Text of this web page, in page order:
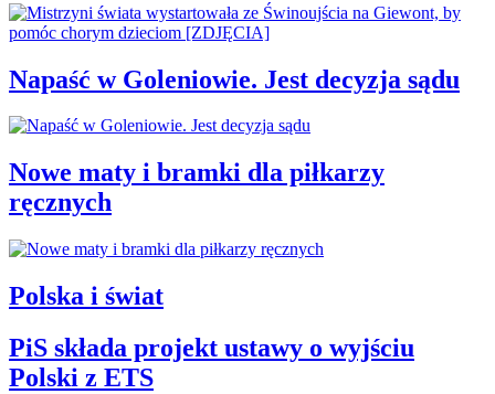
Napaść w Goleniowie. Jest decyzja sądu
Nowe maty i bramki dla piłkarzy
ręcznych
Polska i świat
PiS składa projekt ustawy o wyjściu
Polski z ETS